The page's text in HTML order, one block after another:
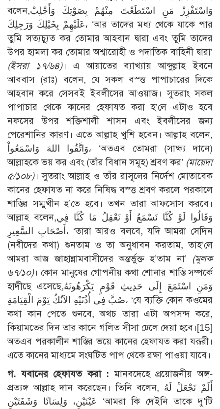
বলেন,وَاسْتَفْزِزْ مَنِ اسْتَطَعْتَ مِنْهُمْ بِصَوْتِكَ وَأَجْلِبْ
عَلَيْهِمْ بِخَيْلِكَ وَرَجِلِكَ، ‘আর তাদের মধ্য থেকে যাকে পার
তুমি সত্যচ্যুত কর তোমার আহবান দ্বারা এবং তুমি তাদের
উপর হামলা কর তোমার অশ্বারোহী ও পদাতিক বাহিনী দ্বারা’
(ইসরা ১৭/৬৪)। এ আয়াতের ব্যাখ্যায় আব্দুল্লাহ ইবনে
আববাস (রাঃ) বলেন, যে সকল বস্ত্ত পাপাচারের দিকে
আহবান করে সেসবই ইবলীসের আওয়াজ। সুতরাং সকল
পাপাচার থেকে কানের হেফাযত করা হ’লে এটাও হবে
নফসের উপর শক্তিশালী শাসন এবং ইবলীসের জন্য
পেরেশানির কারণ। এতে আল্লাহ খুশি হবেন। আল্লাহ বলেন,
وَاتَّقُوا اللهَ وَاسْمَعُواْ، ‘অতএব তোমরা (সাক্ষ্য দানে)
আল্লাহকে ভয় কর এবং (তাঁর বিধান সমূহ) শ্রবণ কর’ (মায়েদা
৫/১০৮)। সুতরাং আল্লাহ ও তাঁর রাসূলের নির্দেশ মোতাবেক
কানের হেফাযত না করে নিষিদ্ধ বস্ত্ত শ্রবণ করলে পরকালে
শাস্তির সম্মুখীন হ’তে হবে। তখন তারা আফসোস করবে।
আল্লাহ বলেন,وَقَالُوا لَوْ كُنَّا نَسْمَعُ أَوْ نَعْقِلُ مَا كُنَّا فِي
أَصْحَابِ السَّعِيرِ، ‘তারা আরও বলবে, যদি আমরা সেদিন
(নবীদের কথা) শুনতাম ও তা অনুধাবন করতাম, তাহ’লে
আমরা আজ জাহান্নামবাসীদের অন্তর্ভুক্ত হ’তাম না’ (মুলক
৬৭/১০)। কোন মানুষের গোপনীয় কথা শোনার শাস্তি সম্পর্কে
হাদীছে এসেছে,وَمَنِ اسْتَمَعَ إِلَى حَدِيثِ قَوْمٍ يَكْرَهُونَهُ
صُبَّ فِى أُذُنَيْهِ الآنُكُ يَوْمَ الْقِيَامَةِ، ‘যে ব্যক্তি কোন কওমের
কথা কান পেতে শুনবে, অথচ তারা এটা অপসন্দ করে,
কিয়ামতের দিন তার কানে গলিত সীসা ঢেলে দেয়া হবে।[15]
অতএব পরকালীন শাস্তির ভয়ে কানের হেফাযত করা যরূরী।
এতে কানের মাধ্যমে সংঘটিত পাপ থেকে রক্ষা পাওয়া যাবে।
গ. যবানের হেফাযত করা :মানবদেহে প্রয়োজনীয় অঙ্গ-
প্রত্যঙ্গ আল্লাহ দান করেছেন। তিনি বলেন, أَلَمْ نَجْعَلْ لَهُ
عَيْنَيْنِ، وَلِسَانًا وَشَفَتَيْنِ ‘আমরা কি দেইনি তাকে দু’টি